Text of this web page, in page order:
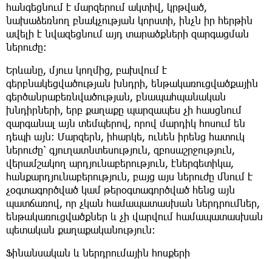
հանգեցնում է մարզերում ակտիվ, կրթված,
նախաձեռնող բնակչության կորստի, ինչն իր հերթին
ավելի է նվազեցնում այդ տարածքների զարգացման
ներուժը։
Երևանը, մյուս կողմից, բախվում է
գերբնակեցվածության խնդրի, ենթակառուցվածքային
գերծանրաբեռնվածության, բնապահպանական
խնդիրների, երբ քաղաքը պարզապես չի հասցնում
զարգանալ այն տեմպերով, որով մարդիկ հոսում են
դեպի այն։ Մարզերն, իհարկե, ունեն իրենց հատուկ
ներուժը՝ գյուղատնտեսություն, զբոսաշրջություն,
վերամշակող արդյունաբերություն, էներգետիկա,
հանքարդյունաբերություն, բայց այս ներուժը մնում է
չօգտագործված կամ թերօգտագործված հենց այն
պատճառով, որ չկան համապատասխան ներդրումներ,
ենթակառուցվածքներ և չի վարվում համապատասխան
պետական քաղաքականություն։
Ֆինանսական և ներդրումային հոսքերի